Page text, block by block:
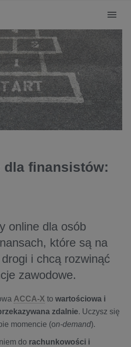
dla finansistów:
online dla osób
które są na
i chcą rozwinąć
zawodowe.
ACCA-X to wartościowa i
zdalnie. Uczysz się
momencie (on-demand).
do rachunkowości i